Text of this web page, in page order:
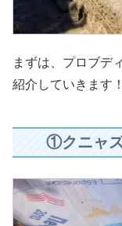
まずは、プロブデ
紹介していきます！
①クニャ